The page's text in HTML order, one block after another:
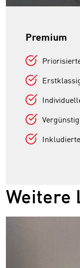
Premium
Weitere